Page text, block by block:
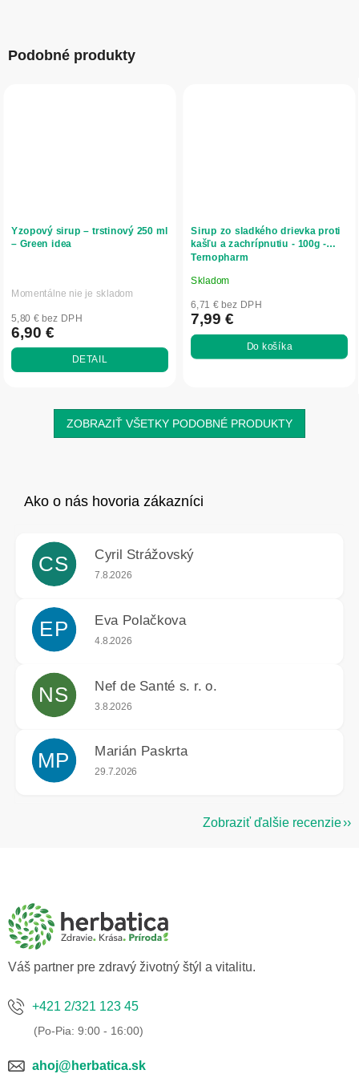
Podobné produkty
Yzopový sirup – trstinový 250 ml
– Green idea
Momentálne nie je skladom
5,80 € bez DPH
6,90 €
DETAIL
Sirup zo sladkého drievka proti
kašľu a zachrípnutiu - 100g -
Ternopharm
Priemerné
hodnotenie
produktu
je
Skladom
6,71 € bez DPH
7,99 €
Do košíka
ZOBRAZIŤ VŠETKY PODOBNÉ PRODUKTY
CS Cyril Strážovský
Hodnotenie obchodu je 5 z 5 hviezdičiek.
7.8.2026
EP Eva Polačkova
Hodnotenie obchodu je 5 z 5 hviezdičiek.
4.8.2026
NS Nef de Santé s. r. o.
Hodnotenie obchodu je 5 z 5 hviezdičiek.
3.8.2026
MP Marián Paskrta
Hodnotenie obchodu je 5 z 5 hviezdičiek.
29.7.2026
Zobraziť ďalšie recenzie
Váš partner pre zdravý životný štýl a vitalitu.
+421 2/321 123 45
ahoj@herbatica.sk